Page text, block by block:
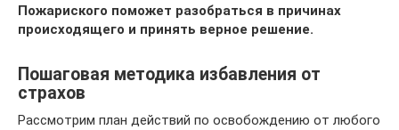
Пожариского поможет разобраться в причинах
происходящего и принять верное решение.
Пошаговая методика избавления от
страхов
Рассмотрим план действий по освобождению от любого